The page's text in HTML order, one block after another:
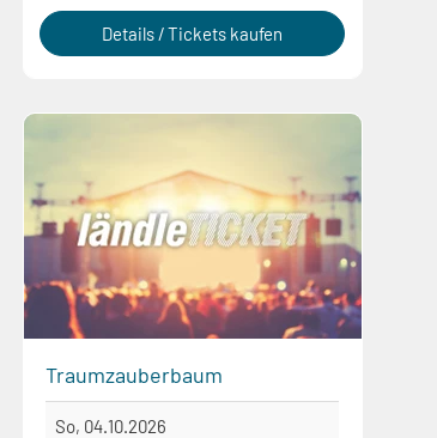
Details / Tickets kaufen
Traumzauberbaum
So, 04.10.2026